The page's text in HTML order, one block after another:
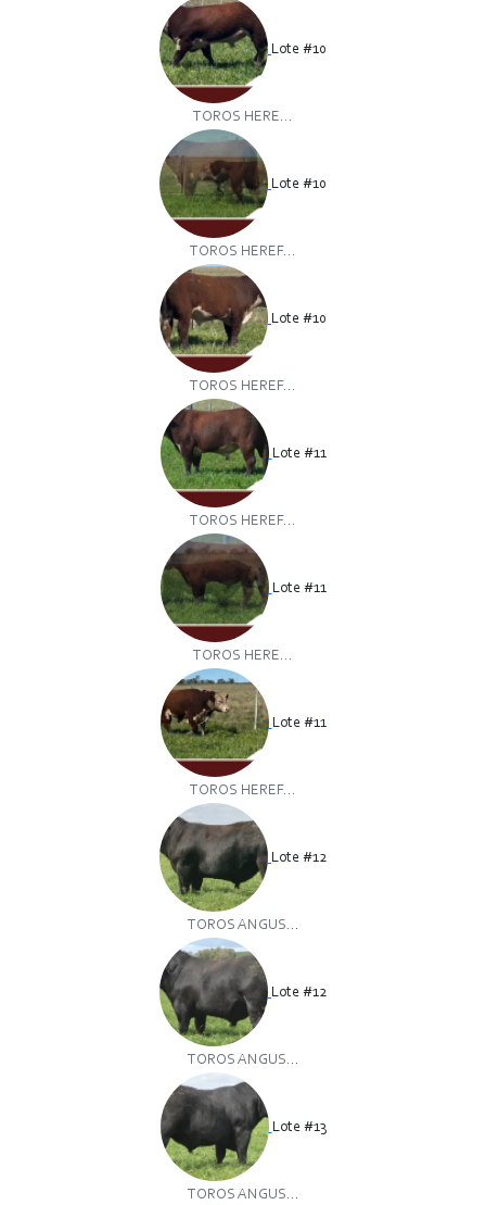
Lote #10
TOROS HERE...
Lote #10
TOROS HEREF...
Lote #10
TOROS HEREF...
Lote #11
TOROS HEREF...
Lote #11
TOROS HERE...
Lote #11
TOROS HEREF...
Lote #12
TOROS ANGUS...
Lote #12
TOROS ANGUS...
Lote #13
TOROS ANGUS...